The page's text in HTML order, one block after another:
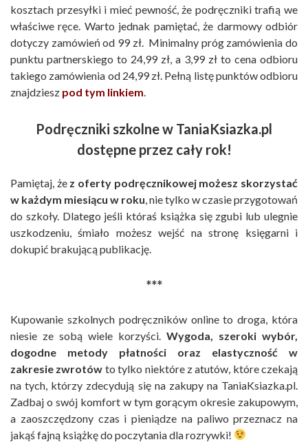
kosztach przesyłki i mieć pewność, że podręczniki trafią we
właściwe ręce. Warto jednak pamiętać, że darmowy odbiór
dotyczy zamówień od 99 zł. Minimalny próg zamówienia do
punktu partnerskiego to 24,99 zł, a 3,99 zł to cena odbioru
takiego zamówienia od 24,99 zł. Pełną listę punktów odbioru
znajdziesz pod tym linkiem
Podręczniki szkolne w TaniaKsiazka.pl
dostępne przez cały rok!
Pamiętaj, żez oferty podręcznikowej możesz skorzystać
w każdym miesiącu w roku , nie tylko w czasie przygotowań
do szkoły. Dlatego jeśli któraś książka się zgubi lub ulegnie
uszkodzeniu, śmiało możesz wejść na stronę księgarni i
dokupić brakującą publikację.
***
Kupowanie szkolnych podręczników online to droga, która
niesie ze sobą wiele korzyści. Wygoda, szeroki wybór,
dogodne metody płatności oraz elastyczność w
zakresie zwrotów to tylko niektóre z atutów, które czekają
na tych, którzy zdecydują się na zakupy na TaniaKsiazka.pl.
Zadbaj o swój komfort w tym gorącym okresie zakupowym,
a zaoszczędzony czas i pieniądze na paliwo przeznacz na
jakąś fajną książkę do poczytania dla rozrywki!